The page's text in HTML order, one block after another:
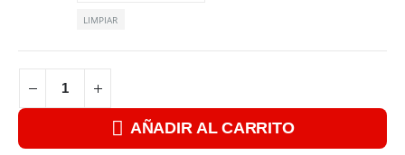
LIMPIAR
AÑADIR AL CARRITO